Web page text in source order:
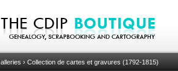
› Collection de cartes et gravures (1792-1815)